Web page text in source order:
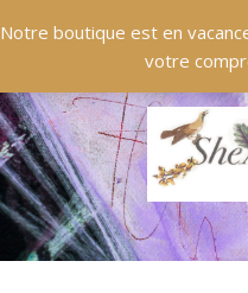
Notre boutique est en
votre